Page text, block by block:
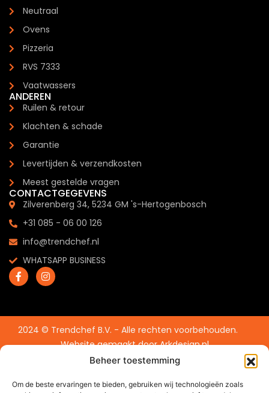
Beheer toestemming
Om de beste ervaringen te bieden, gebruiken wij technologieën zoals
Neutraal
Ovens
Pizzeria
RVS 7333
Vaatwassers
ANDEREN
Ruilen & retour
Klachten & schade
Garantie
Levertijden & verzendkosten
Meest gestelde vragen
CONTACTGEGEVENS
Zilverenberg 34, 5234 GM 's-Hertogenbosch
+31 085 - 06 00 126
info@trendchef.nl
WHATSAPP BUSINESS
2024 © Trendchef B.V. - Alle rechten voorbehouden.
Website gemaakt doorArkdesign.nl